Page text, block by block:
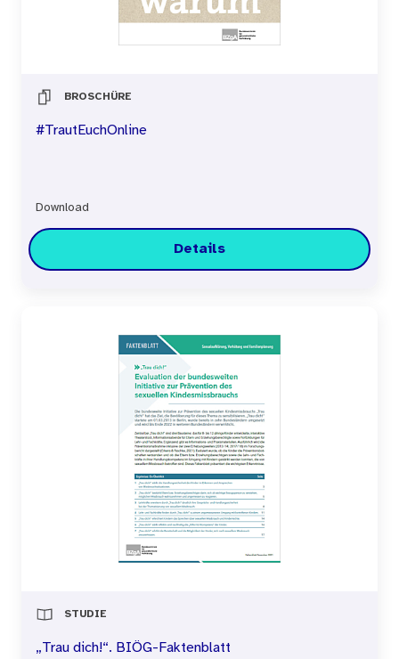
BROSCHÜRE
#TrautEuchOnline
Download
Details
STUDIE
„Trau dich!“. BIÖG-Faktenblatt